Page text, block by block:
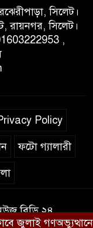
সিলেট অনলাইন
মুক্ত গণমাধ্যম দিবসে
তারকাদের
সিলেট।
রায়নগর, সিলেট।
,
Policy
ফটো গ্যালারী
বিডি ২৪
BD
গণঅভ্যুত্থানের